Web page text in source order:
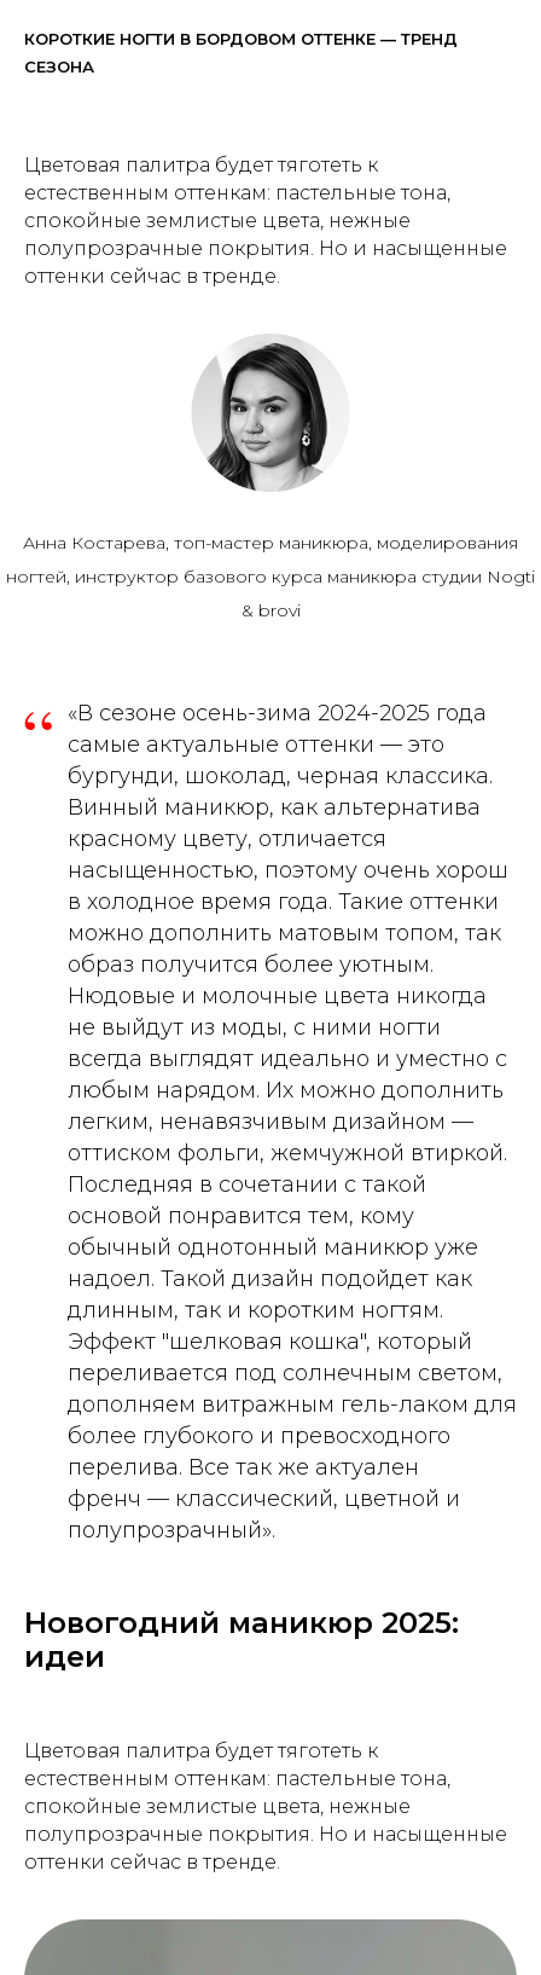
КОРОТКИЕ НОГТИ В БОРДОВОМ ОТТЕНКЕ — ТРЕНД
СЕЗОНА
Цветовая палитра будет тяготеть к
естественным оттенкам: пастельные тона,
спокойные землистые цвета, нежные
полупрозрачные покрытия. Но и насыщенные
оттенки сейчас в тренде.
Анна Костарева, топ-мастер маникюра, моделирования
ногтей, инструктор базового курса маникюра студии Nogti
& brovi
“
«В сезоне осень-зима 2024-2025 года
самые актуальные оттенки — это
бургунди, шоколад, черная классика.
Винный маникюр, как альтернатива
красному цвету, отличается
насыщенностью, поэтому очень хорош
в холодное время года. Такие оттенки
можно дополнить матовым топом, так
образ получится более уютным.
Нюдовые и молочные цвета никогда
не выйдут из моды, с ними ногти
всегда выглядят идеально и уместно с
любым нарядом. Их можно дополнить
легким, ненавязчивым дизайном —
оттиском фольги, жемчужной втиркой.
Последняя в сочетании с такой
основой понравится тем, кому
обычный однотонный маникюр уже
надоел. Такой дизайн подойдет как
длинным, так и коротким ногтям.
Эффект "шелковая кошка", который
переливается под солнечным светом,
дополняем витражным гель-лаком для
более глубокого и превосходного
перелива. Все так же актуален
френч — классический, цветной и
полупрозрачный».
Новогодний маникюр 2025:
идеи
Цветовая палитра будет тяготеть к
естественным оттенкам: пастельные тона,
спокойные землистые цвета, нежные
полупрозрачные покрытия. Но и насыщенные
оттенки сейчас в тренде.